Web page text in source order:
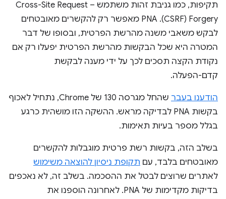
תקיפות, כמו גניבת זהות משתמש – Cross-Site Request
Forgery‏ (CSRF). PNA מאפשר רק להקשרים מאובטחים
לבקש משאבי משנה מהרשת הפרטית, ובסופו של דבר
המטרה היא שכל הבקשות מהרשת הפרטית יפעלו רק אם
נקודת הקצה תסכים לכך על ידי מענה לבקשת
קדם-הפעלה.
הודענו בעבר
שהחל מגרסה 130 של Chrome, נתחיל לאכוף
בקשות PNA לבדיקה מראש. ההשקה הזו מושהית כרגע
בגלל מספר בעיות תאימות.
בשלב הזה, בקשות רשת פרטית מוגבלות להקשרים
מאובטחים בלבד, עם תקופת ניסיון להוצאה משימוש
לאתרים שרוצים לבטל את ההסכמה. בשלב זה, לא נאכפים
בדיקות מקדימות של PNA. לאחרונה הוספנו את